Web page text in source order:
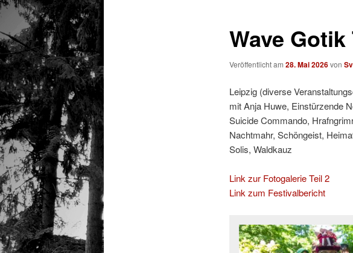
Wave Gotik
Veröffentlicht am 28. Mai 2026von
Leipzig (diverse
mit Anja Huwe, Einstürzende
Suicide Commando,
Nachtmahr, Schöngeist,
Solis, Waldkauz
Link zur Fotogalerie Teil 2
Link zum Festivalbericht